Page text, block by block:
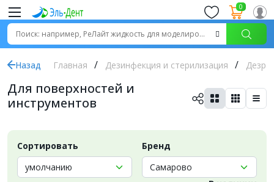
0
Назад Главная Дезинфекция и стерилизация
Для поверхностей и
инструментов
Сортировать Бренд